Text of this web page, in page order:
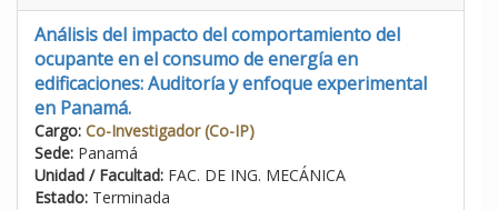
Análisis del impacto del comportamiento del
ocupante en el consumo de energía en
edificaciones: Auditoría y enfoque experimental
en Panamá.
Cargo: Co-Investigador (Co-IP)
Sede: Panamá
Unidad / Facultad: FAC. DE ING. MECÁNICA
Estado: Terminada